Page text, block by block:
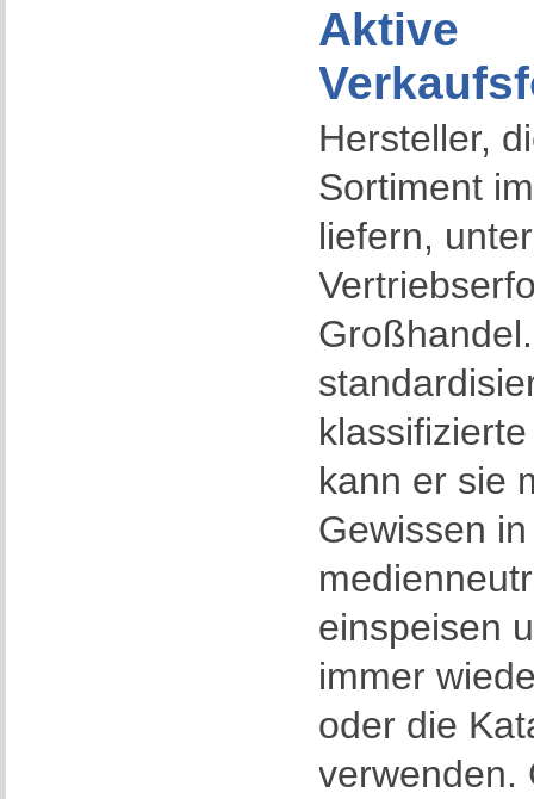
Aktive
Hersteller,
Sortiment
liefern,
kann er sie
Gewissen
einspeisen
immer
oder die
verwenden.